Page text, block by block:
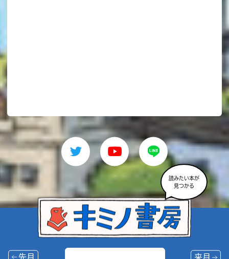
読みたい本が
見つかる
先月 来月